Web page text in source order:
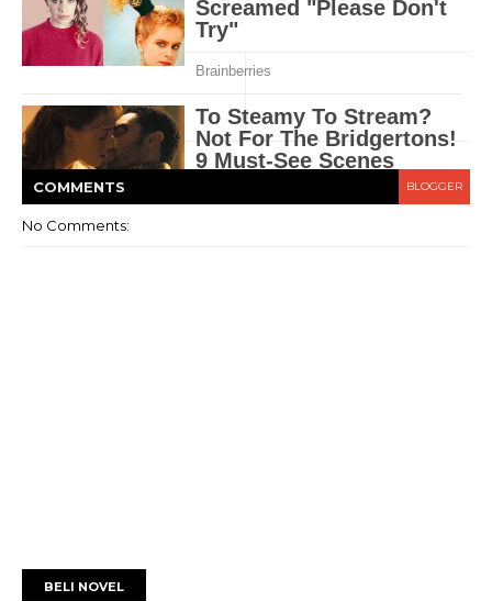
COMMENTS BLOGGER
No Comments:
BELI NOVEL